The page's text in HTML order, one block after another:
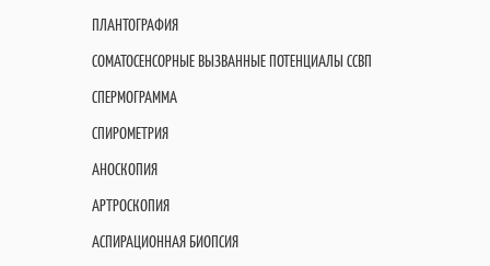
ПЛАНТОГРАФИЯ
СОМАТОСЕНСОРНЫЕ ВЫЗВАННЫЕ ПОТЕНЦИАЛЫ ССВП
СПЕРМОГРАММА
СПИРОМЕТРИЯ
АНОСКОПИЯ
АРТРОСКОПИЯ
АСПИРАЦИОННАЯ БИОПСИЯ